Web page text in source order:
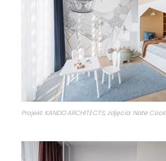
Projekt: KANDO ARCHITECTS, zdjęcia: Nate Cook